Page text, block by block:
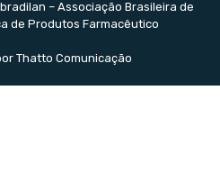
– Associação Brasileira de
de Produtos Farmacêutico
Thatto Comunicação